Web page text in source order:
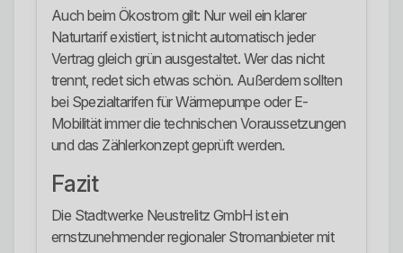
Auch beim Ökostrom gilt: Nur weil ein klarer
Naturtarif existiert, ist nicht automatisch jeder
Vertrag gleich grün ausgestaltet. Wer das nicht
trennt, redet sich etwas schön. Außerdem sollten
bei Spezialtarifen für Wärmepumpe oder E-
Mobilität immer die technischen Voraussetzungen
und das Zählerkonzept geprüft werden.
Fazit
Die Stadtwerke Neustrelitz GmbH ist ein
ernstzunehmender regionaler Stromanbieter mit